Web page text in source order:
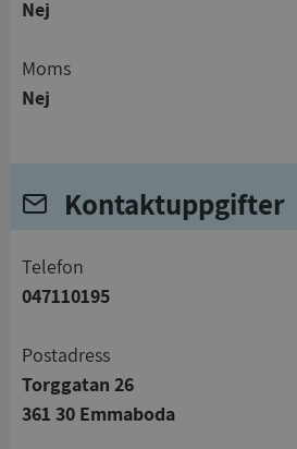
Nej
Moms
Nej
Kontaktuppgifter
telefon
047110195
Postadress
Torggatan 26
361 30 Emmaboda